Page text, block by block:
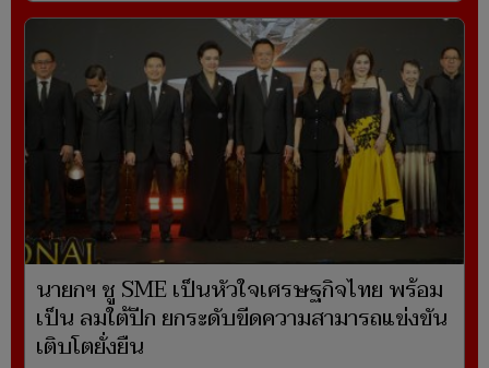
นายกฯ ชู SME เป็นหัวใจเศรษฐกิจไทย พร้อม
เป็น ลมใต้ปีก ยกระดับขีดความสามารถแข่งขัน
เติบโตยั่งยืน